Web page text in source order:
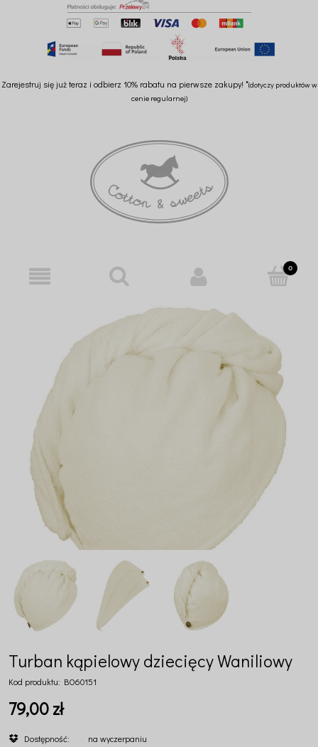
Zarejestruj się już teraz i odbierz 10% rabatu na pierwsze zakupy! *(dotyczy produktów w
cenie regularnej)
Turban kąpielowy dziecięcy Waniliowy
Kod produktu: BO60151
79,00 zł
Dostępność: na wyczerpaniu